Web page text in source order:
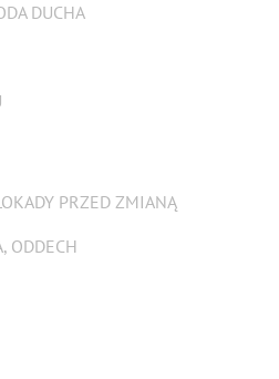
DUCHA
PRZED ZMIANĄ
ODDECH